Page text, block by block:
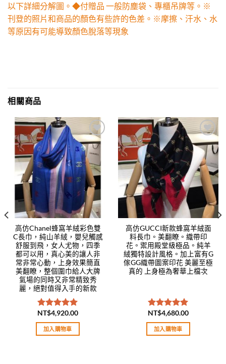
以下詳細分解圖。◆付贈品 一般防塵袋、專櫃吊牌等。※
刊登的照片和商品的顏色有些許的色差。※摩擦、汗水、水
等原因有可能導致顏色脫落等現象
相關商品
Add to
wishlist
高仿Chanel蜂窩羊絨彩色雙
C長巾，純山羊絨，嬰兒觸感
舒服到飛，女人尤物，四季
都可以用，真心美的讓人非
常非常心動，上身效果簡直
美翻瞭，整個圍巾給人大牌
氣場的同時又非常精致秀
麗，絕對值得入手的新款
評分5.00
滿分 5
NT$4,920.00
加入購物車
Add to
wishlist
高仿GUCCI新款蜂窩羊絨面
料長巾。美翻瞭。織帶印
花。禦用殿堂級極品。純羊
絨獨特設計風格。加上富有G
傢GG織帶圖案印花 美麗至極
真的 上身極為奢華上檔次
評分5.00
滿分 5
NT$4,680.00
加入購物車